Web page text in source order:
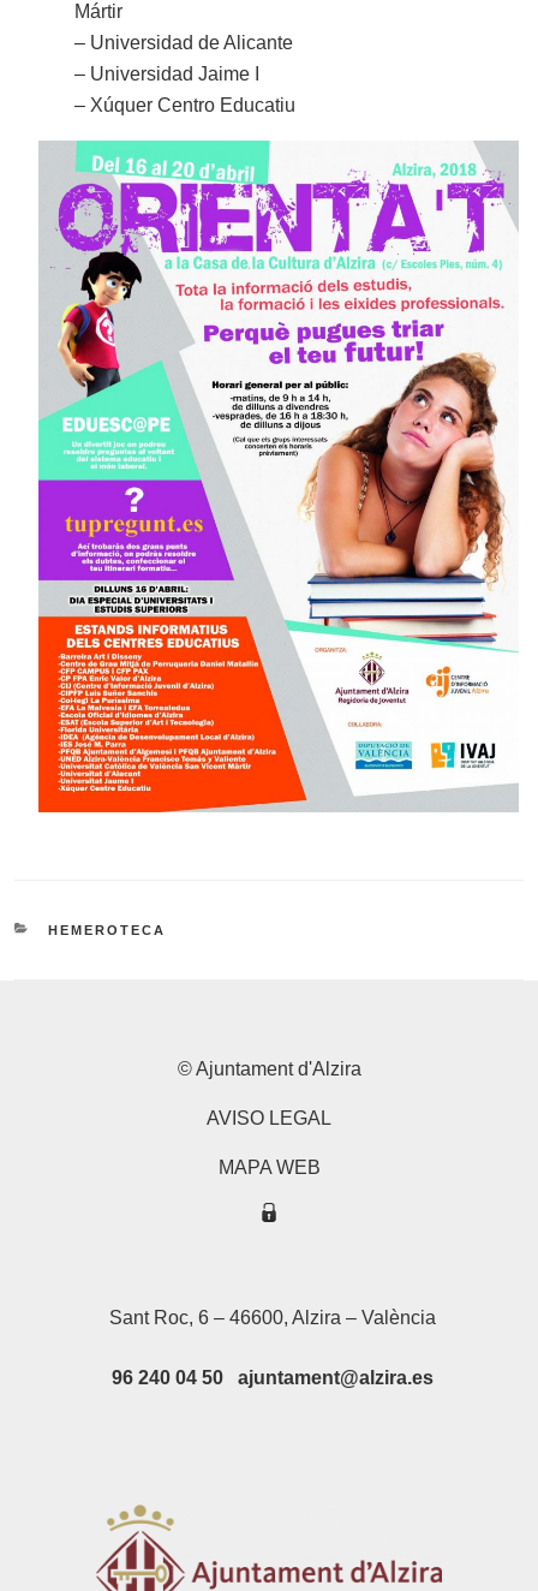
Mártir
– Universidad de Alicante
– Universidad Jaime I
– Xúquer Centro Educatiu
CATEGORIES
HEMEROTECA
© Ajuntament d'Alzira
AVISO LEGAL
MAPA WEB
Sant Roc, 6 – 46600, Alzira – València
96 240 04 50 ajuntament@alzira.es